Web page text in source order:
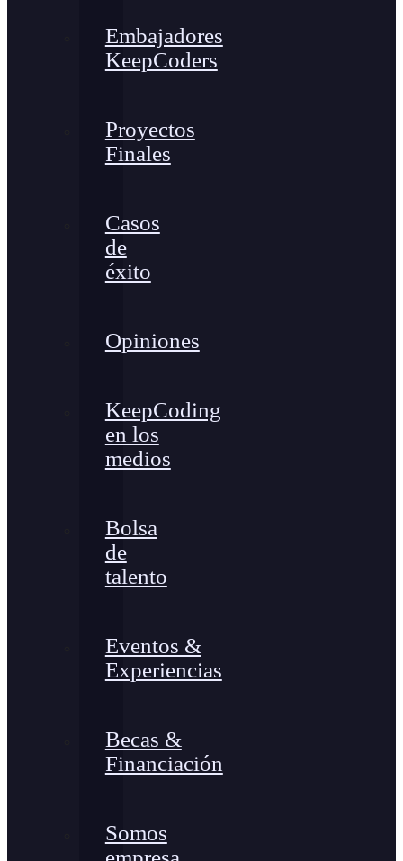
Embajadores
KeepCoders
Proyectos
Finales
Casos
de
éxito
Opiniones
KeepCoding
en los
medios
Bolsa
de
talento
Eventos &
Experiencias
Becas &
Financiación
Somos